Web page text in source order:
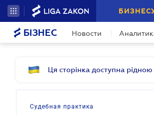
БІЗНЕС Новости
Ця сторінка доступна
Судебная практика